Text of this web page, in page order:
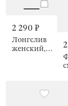
2 290 ₽
Лонгслив
женский,